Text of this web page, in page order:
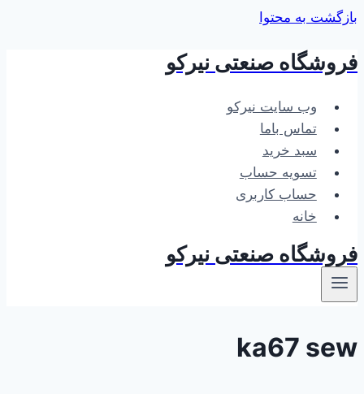
بازگشت به محتوا
فروشگاه صنعتی نیرکو
وب سایت نیرکو
تماس باما
سبد خرید
تسویه حساب
حساب کاربری
خانه
فروشگاه صنعتی نیرکو
ka67 sew